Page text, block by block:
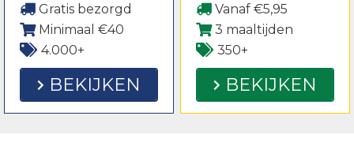
Gratis bezorgd
Minimaal €40
4.000+
BEKIJKEN
Vanaf €5,95
3 maaltijden
350+
BEKIJKEN